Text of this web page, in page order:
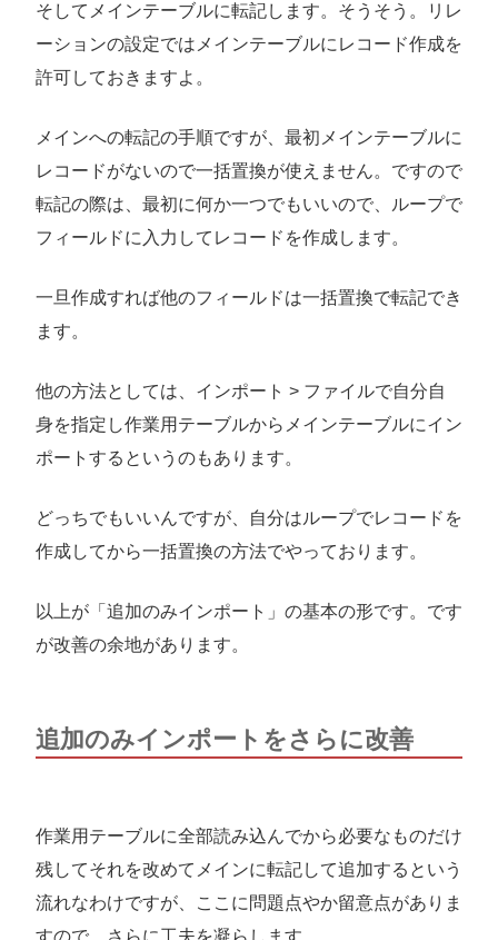
そしてメインテーブルに転記します。そうそう。リレ
ーションの設定ではメインテーブルにレコード作成を
許可しておきますよ。
メインへの転記の手順ですが、最初メインテーブルに
レコードがないので一括置換が使えません。ですので
転記の際は、最初に何か一つでもいいので、ループで
フィールドに入力してレコードを作成します。
一旦作成すれば他のフィールドは一括置換で転記でき
ます。
他の方法としては、インポート > ファイルで自分自
身を指定し作業用テーブルからメインテーブルにイン
ポートするというのもあります。
どっちでもいいんですが、自分はループでレコードを
作成してから一括置換の方法でやっております。
以上が「追加のみインポート」の基本の形です。です
が改善の余地があります。
追加のみインポートをさらに改善
作業用テーブルに全部読み込んでから必要なものだけ
残してそれを改めてメインに転記して追加するという
流れなわけですが、ここに問題点やか留意点がありま